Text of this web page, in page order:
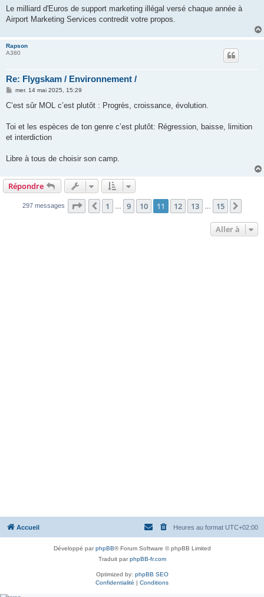
Le milliard d'Euros de support marketing illégal versé chaque année à
Airport Marketing Services contredit votre propos.
Rapson
A380
Re: Flygskam / Environnement /
M
s
g
mer. 14 mai 2025, 15:29
C’est sûr MOL c’est plutôt : Progrès, croissance, évolution.
Toi et les espèces de ton genre c’est plutôt: Régression, baisse, limition
et interdiction
Libre à tous de choisir son camp.
Répondre
297 messages Page 11 sur 15
Précédente
1 … 9 10 11 12 13 … 15
Aller à
Accueil Heures au format UTC+02:00
Développé parphpBB® Forum Software © phpBB Limited
Traduit parphpBB-fr.com
Optimized by: phpBB SEO
Confidentialité
Conditions